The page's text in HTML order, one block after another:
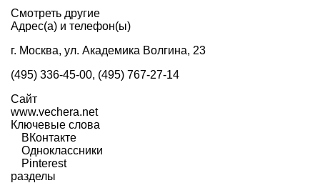
Смотреть другие
Адрес(а) и телефон(ы)
г. Москва, ул. Академика Волгина, 23
(495) 336-45-00, (495) 767-27-14
Сайт
www.vechera.net
Ключевые слова
ВКонтакте
Одноклассники
Pinterest
разделы